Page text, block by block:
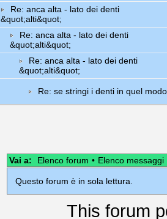
Re: anca alta - lato dei denti
&quot;alti&quot;
Re: anca alta - lato dei denti
&quot;alti&quot;
Re: anca alta - lato dei denti
&quot;alti&quot;
Re: se stringi i denti in quel
Vai a: Elenco forum • Elenco messaggi
Questo forum è in sola lettura.
This forum